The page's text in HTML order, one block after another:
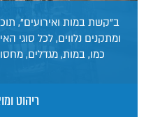
ב"קשת במות ואירועים",
ומתקנים נלווים, לכל סוגי
כמו, במות, מגדלים,
ריהוט